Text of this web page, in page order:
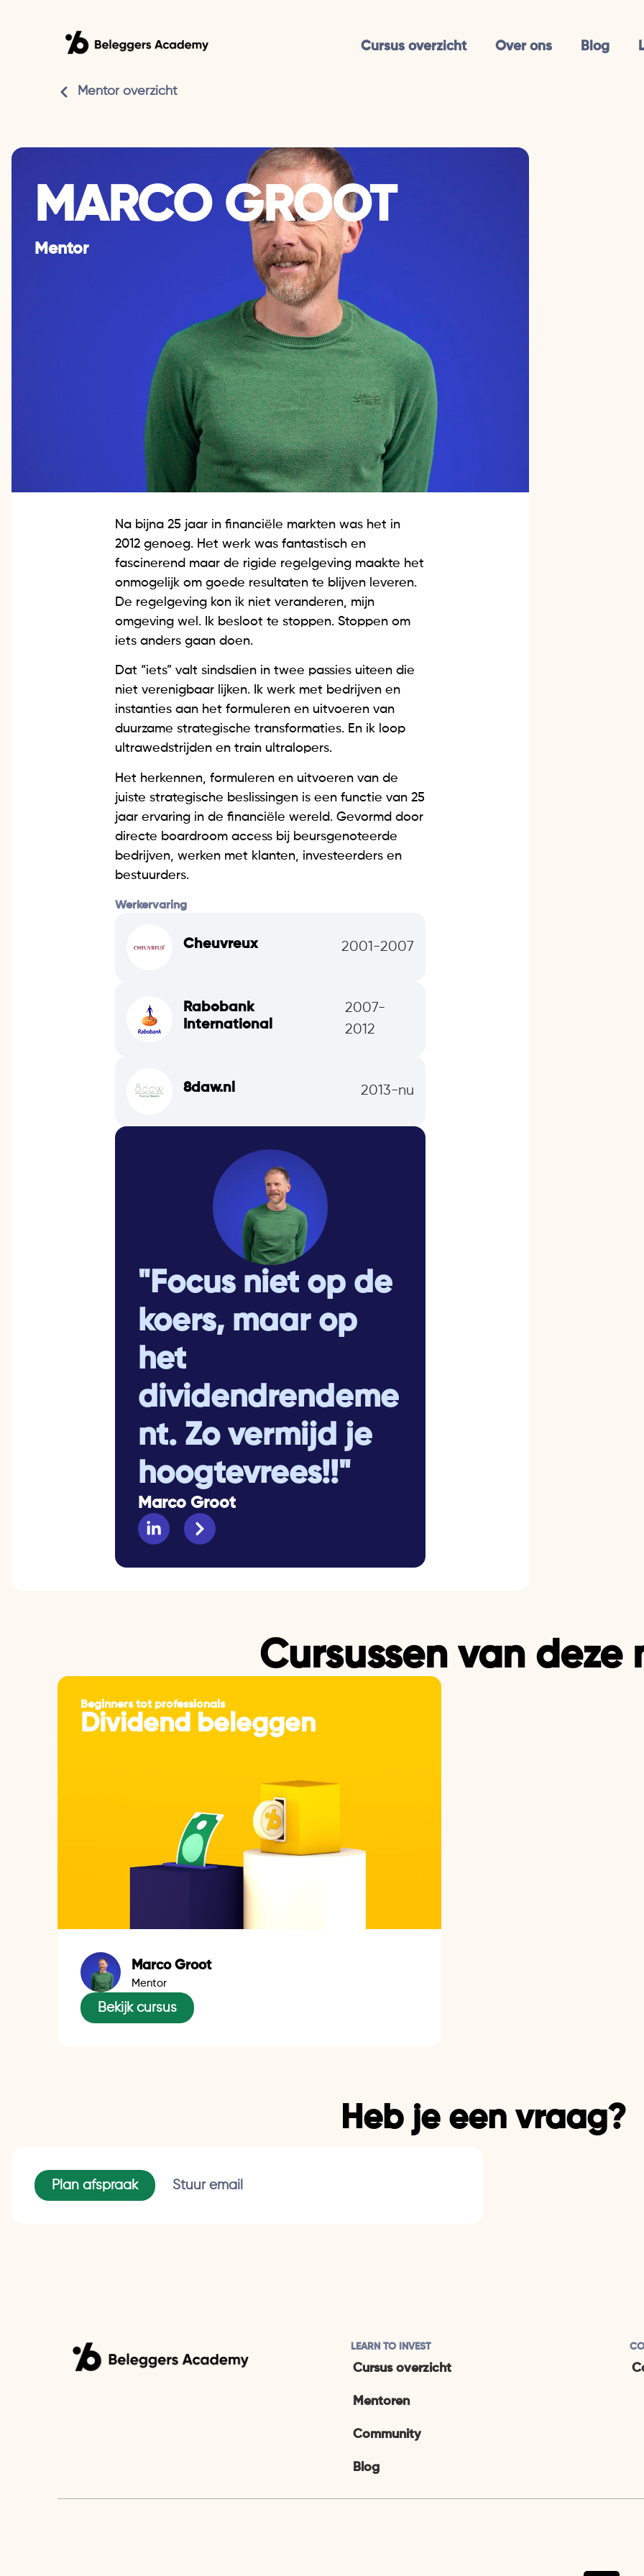
Cursus overzicht Over ons Blog
Mentor overzicht
MARCO GROOT
Mentor
Na bijna 25 jaar in financiële markten was het in
2012 genoeg. Het werk was fantastisch en
fascinerend maar de rigide regelgeving maakte het
onmogelijk om goede resultaten te blijven leveren.
De regelgeving kon ik niet veranderen, mijn
omgeving wel. Ik besloot te stoppen. Stoppen om
iets anders gaan doen.
Dat “iets” valt sindsdien in twee passies uiteen die
niet verenigbaar lijken. Ik werk met bedrijven en
instanties aan het formuleren en uitvoeren van
duurzame strategische transformaties. En ik loop
ultrawedstrijden en train ultralopers.
Het herkennen, formuleren en uitvoeren van de
juiste strategische beslissingen is een functie van 25
jaar ervaring in de financiële wereld. Gevormd door
directe boardroom access bij beursgenoteerde
bedrijven, werken met klanten, investeerders en
bestuurders.
Werkervaring
Cheuvreux 2001-2007
Rabobank
International
2007-
2012
8daw.nl 2013-nu
"Focus niet op de
koers, maar op
het
dividendrendeme
nt. Zo vermijd je
hoogtevrees!!"
Marco Groot
Cursussen van deze
Beginners tot professionals
Dividend beleggen
Marco Groot
Mentor
Bekijk cursus
Heb je een vraag?
Plan afspraak Stuur email
LEARN TO INVEST
Cursus overzicht
Mentoren
Community
Blog